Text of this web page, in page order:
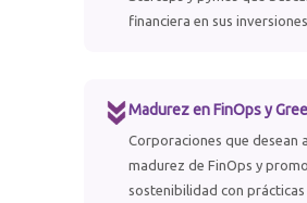
financiera en sus
Madurez en FinOps y
Corporaciones que desean
madurez de FinOps y
sostenibilidad con prácticas